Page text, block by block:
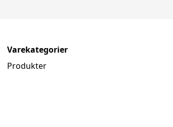
Varekategorier
Produkter